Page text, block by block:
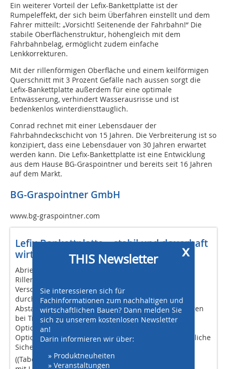
Ein weiterer Vorteil der Lefix-Bankettplatte ist der
Rumpeleffekt, der sich beim Überfahren einstellt und dem
Fahrer mitteilt: „Vorsicht! Seitenende der Fahrbahn!“ Die
stabile Oberflächenstruktur, höhengleich mit dem
Fahrbahnbelag, ermöglicht zudem einfache
Lenkkorrekturen.
Mit der rillenförmigen Oberfläche und einem keilförmigen
Querschnitt mit 3 Prozent Gefälle nach aussen sorgt die
Lefix-Bankettplatte außerdem für eine optimale
Entwässerung, verhindert Wasserausrisse und ist
bedenkenlos winterdiensttauglich.
Conrad rechnet mit einer Lebensdauer der
Fahrbahndeckschicht von 15 Jahren. Die Verbreiterung ist so
konzipiert, dass eine Lebensdauer von 30 Jahren erwartet
werden kann. Die Lefix-Bankettplatte ist eine Entwicklung
aus dem Hause BG-Graspointner und bereits seit 16 Jahren
auf dem Markt.
BG-Graspointner GmbH
www.bg-graspointner.com
Lefix-Bankettplatte – stabil und dauerhaft
wirtschaftlich
Abriebfeste und frostbeständige Oberfläche
Rillenprofil für warnenden Rumpeleffekt
Verschiebungsfreier Verbund und einfacher Einbau
durch Verzahnung
Abstandshilfen zum Schutz schützen vor Abplatzungen
bei Transport und Verlegung
Optionale Aussparung für Leitpfosten
Optionale Reflexionsmarkierungen sorgen für zusätzliche
Sicherheit
((Tabelle)
x
THIS Newsletter
Sie interessieren sich für
Fachinformationen zum nachhaltigen und
wirtschaftlichen Bauen? Dann melden Sie
sich zu unserem kostenlosen Newsletter
an!
Darin informieren wir über:
» Produktneuheiten
» Veranstaltungen